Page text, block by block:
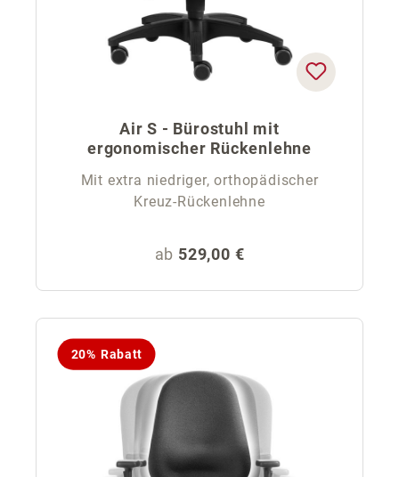
Air S - Bürostuhl mit
ergonomischer Rückenlehne
Mit extra niedriger, orthopädischer
Kreuz-Rückenlehne
Regulärer Preis:
ab 529,00 €
20% Rabatt